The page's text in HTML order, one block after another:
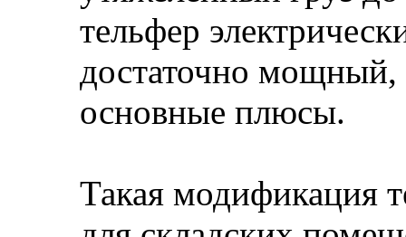
тельфер
достаточно мощный,
основные плюсы.
Такая модификация